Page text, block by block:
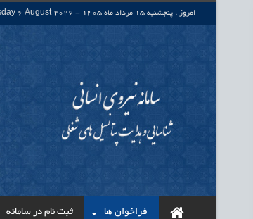
امروز : پنجشنبه 15 مرداد ماه 1405 - Thursday 6 August 2026
فراخوان ها ثبت نام در سامانه